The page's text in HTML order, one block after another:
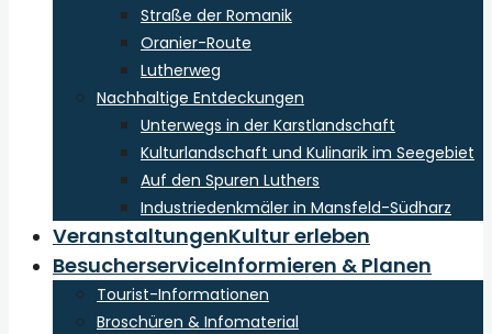
Straße der Romanik
Oranier-Route
Lutherweg
Nachhaltige Entdeckungen
Unterwegs in der Karstlandschaft
Kulturlandschaft und Kulinarik im Seegebiet
Auf den Spuren Luthers
Industriedenkmäler in Mansfeld-Südharz
VeranstaltungenKultur erleben
BesucherserviceInformieren & Planen
Tourist-Informationen
Broschüren & Infomaterial